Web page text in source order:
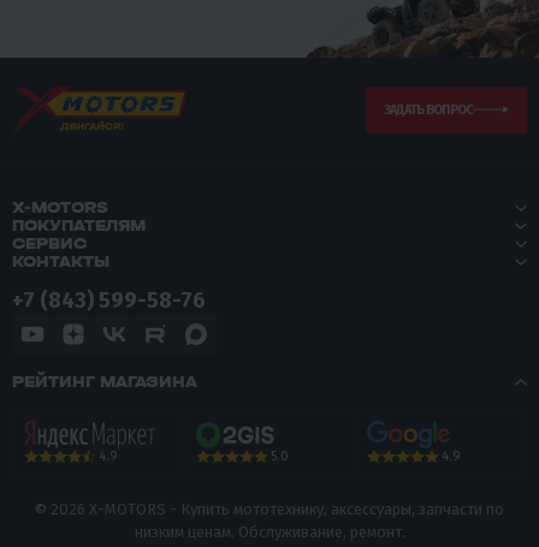
ЗАДАТЬ ВОПРОС
X-MOTORS
ПОКУПАТЕЛЯМ
СЕРВИС
КОНТАКТЫ
+7 (843) 599-58-76
РЕЙТИНГ МАГАЗИНА
4.9 5.0 4.9
© 2026 X-MOTORS - Купить мототехнику, аксессуары, запчасти по
низким ценам. Обслуживание, ремонт.